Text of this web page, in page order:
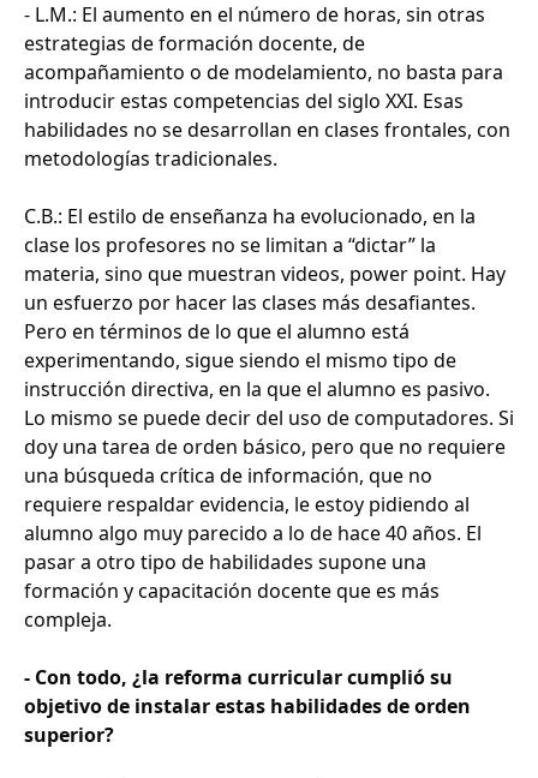
- L.M.: El aumento en el número de horas, sin otras
estrategias de formación docente, de
acompañamiento o de modelamiento, no basta para
introducir estas competencias del siglo XXI. Esas
habilidades no se desarrollan en clases frontales, con
metodologías tradicionales.
C.B.: El estilo de enseñanza ha evolucionado, en la
clase los profesores no se limitan a “dictar” la
materia, sino que muestran videos, power point. Hay
un esfuerzo por hacer las clases más desafiantes.
Pero en términos de lo que el alumno está
experimentando, sigue siendo el mismo tipo de
instrucción directiva, en la que el alumno es pasivo.
Lo mismo se puede decir del uso de computadores. Si
doy una tarea de orden básico, pero que no requiere
una búsqueda crítica de información, que no
requiere respaldar evidencia, le estoy pidiendo al
alumno algo muy parecido a lo de hace 40 años. El
pasar a otro tipo de habilidades supone una
formación y capacitación docente que es más
compleja.
- Con todo, ¿la reforma curricular cumplió su
objetivo de instalar estas habilidades de orden
superior?